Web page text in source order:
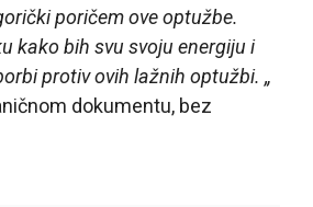
poričem ove optužbe.
kako bih svu svoju energiju i
protiv ovih lažnih optužbi. „
dokumentu, bez